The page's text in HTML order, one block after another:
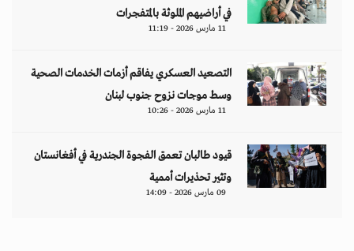
في أراضيهم الملوثة بالمتفجرات
11 مارس 2026 - 11:19
التصعيد العسكري يفاقم أزمات الخدمات الصحية
وسط موجات نزوح جنوب لبنان
11 مارس 2026 - 10:26
قيود طالبان تعمق الفجوة الجندرية في أفغانستان
وتثير تحذيرات أممية
09 مارس 2026 - 14:09